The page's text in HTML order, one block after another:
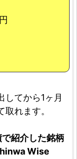
してから1ヶ月
れます。
で紹介した銘柄
Wise